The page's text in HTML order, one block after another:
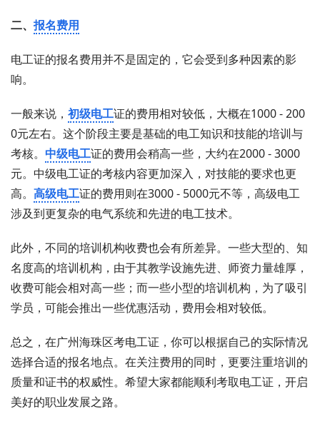
二、 报名费用
电工证的报名费用并不是固定的，它会受到多种因素的影
响。
一般来说， 初级电工证的费用相对较低，大概在1000 - 200
0元左右。这个阶段主要是基础的电工知识和技能的培训与
考核。 中级电工证的费用会稍高一些，大约在2000 - 3000
元。中级电工证的考核内容更加深入，对技能的要求也更
高。 高级电工证的费用则在3000 - 5000元不等，高级电工
涉及到更复杂的电气系统和先进的电工技术。
此外，不同的培训机构收费也会有所差异。一些大型的、知
名度高的培训机构，由于其教学设施先进、师资力量雄厚，
收费可能会相对高一些；而一些小型的培训机构，为了吸引
学员，可能会推出一些优惠活动，费用会相对较低。
总之，在广州海珠区考电工证，你可以根据自己的实际情况
选择合适的报名地点。在关注费用的同时，更要注重培训的
质量和证书的权威性。希望大家都能顺利考取电工证，开启
美好的职业发展之路。